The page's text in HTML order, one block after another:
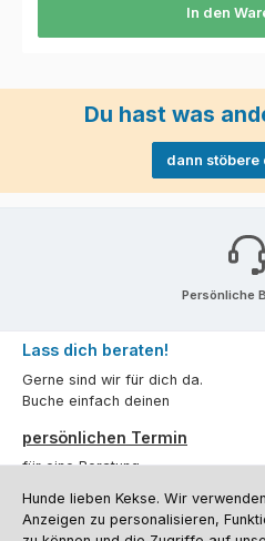
In den
Du hast was
dann stöbere
Persönliche
Lass dich beraten!
Gerne sind wir für dich da.
Buche einfach deinen
persönlichen Termin
für eine Beratung.
Oder über unserKontaktformular.
Hunde lieben Kekse. Wir
Anzeigen zu personalisieren,